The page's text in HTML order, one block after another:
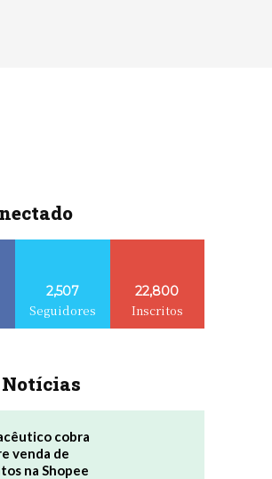
2,507
Seguidores
22,800
Inscritos
cobra
venda de
na Shopee